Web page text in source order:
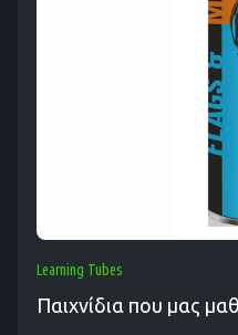
Learning Tubes
Παιχνίδια που μας